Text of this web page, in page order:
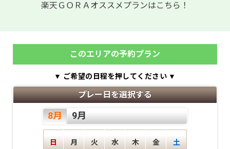
楽天ＧＯＲＡオススメプランはこちら！
このエリアの予約プラン
▼ ご希望の日程を押してください ▼
プレー日を選択する
8月 9月
日 月 火 水 木 金 土